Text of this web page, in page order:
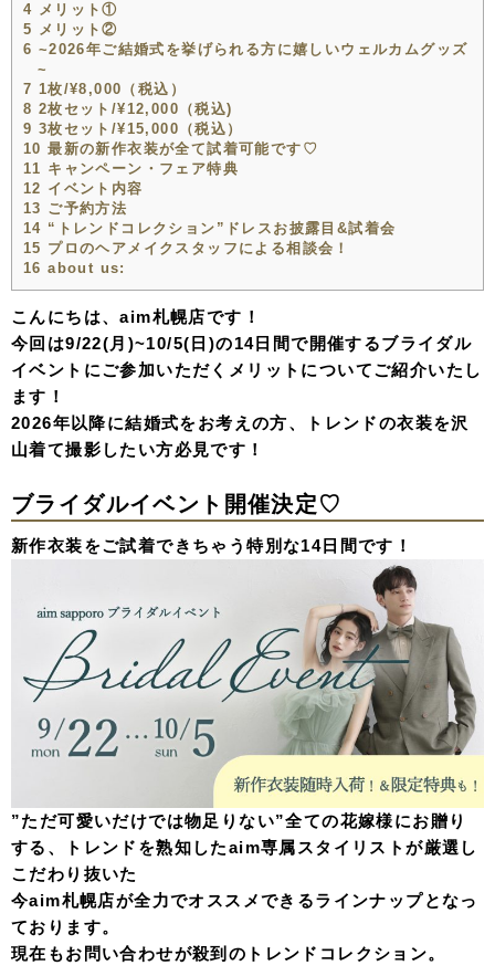
4 メリット①
5 メリット②
6 ~2026年ご結婚式を挙げられる方に嬉しいウェルカムグッズ
~
7 1枚/¥8,000（税込）
8 2枚セット/¥12,000（税込)
9 3枚セット/¥15,000（税込）
10 最新の新作衣装が全て試着可能です♡
11 キャンペーン・フェア特典
12 イベント内容
13 ご予約方法
14 “トレンドコレクション”ドレスお披露目&試着会
15 プロのヘアメイクスタッフによる相談会！
16 about us:
こんにちは、aim札幌店です！
今回は9/22(月)~10/5(日)の14日間で開催するブライダル
イベントにご参加いただくメリットについてご紹介いたし
ます！
2026年以降に結婚式をお考えの方、トレンドの衣装を沢
山着て撮影したい方必見です！
ブライダルイベント開催決定♡
新作衣装をご試着できちゃう特別な14日間です！
”ただ可愛いだけでは物足りない”全ての花嫁様にお贈り
する、トレンドを熟知したaim専属スタイリストが厳選し
こだわり抜いた
今aim札幌店が全力でオススメできるラインナップとなっ
ております。
現在もお問い合わせが殺到のトレンドコレクション。